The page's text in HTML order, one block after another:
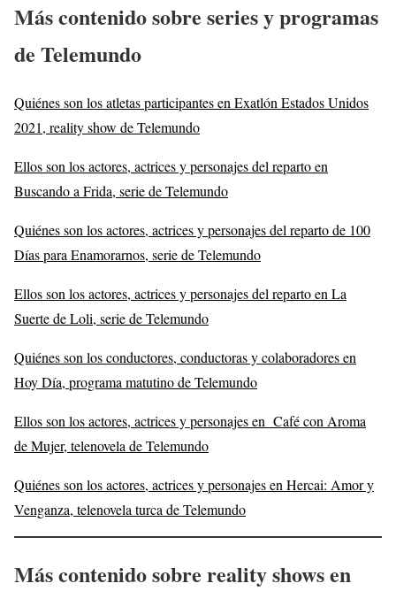
Más contenido sobre series y programas
de Telemundo
Quiénes son los atletas participantes en Exatlón Estados Unidos
2021, reality show de Telemundo
Ellos son los actores, actrices y personajes del reparto en
Buscando a Frida, serie de Telemundo
Quiénes son los actores, actrices y personajes del reparto de 100
Días para Enamorarnos, serie de Telemundo
Ellos son los actores, actrices y personajes del reparto en La
Suerte de Loli, serie de Telemundo
Quiénes son los conductores, conductoras y colaboradores en
Hoy Día, programa matutino de Telemundo
Ellos son los actores, actrices y personajes en Café con Aroma
de Mujer, telenovela de Telemundo
Quiénes son los actores, actrices y personajes en Hercai: Amor y
Venganza, telenovela turca de Telemundo
Más contenido sobre reality shows en